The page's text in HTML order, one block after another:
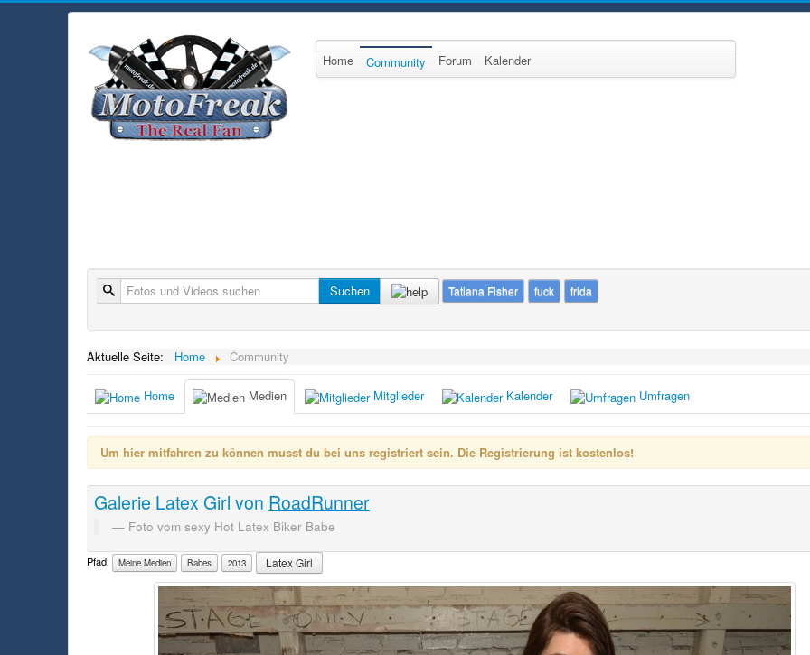
Home Community Forum Kalender
Suche Suchen Tatiana Fisher fuck frida
Aktuelle Seite: Home Community
Home Medien Mitglieder Kalender Umfragen
Um hier mitfahren zu können musst du bei uns registriert sein. Die Registrierung ist kostenlos!
Galerie Latex Girl von RoadRunner
Foto vom sexy Hot Latex Biker Babe
Pfad: Meine Medien Babes 2013 Latex Girl